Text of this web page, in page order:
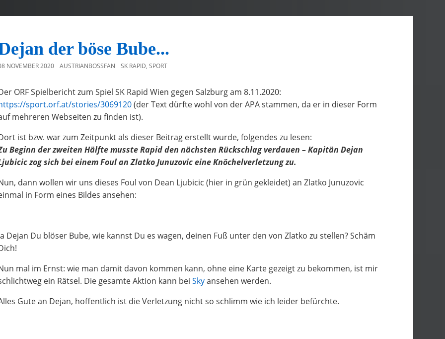
der böse Bube...
NOVEMBER 2020 AUSTRIANBOSSFAN SK RAPID, SPORT
ORF Spielbericht zum Spiel SK Rapid Wien gegen Salzburg am 8.11.2020:
sport.orf.at/stories/3069120(der Text dürfte wohl von der APA stammen, da er in dieser Form
mehreren Webseiten zu finden ist).
ist bzw. war zum Zeitpunkt als dieser Beitrag erstellt wurde, folgendes zu lesen:
Beginn der zweiten Hälfte musste Rapid den nächsten Rückschlag verdauen – Kapitän Dejan
zog sich bei einem Foul an Zlatko Junuzovic eine Knöchelverletzung zu.
dann wollen wir uns dieses Foul von Dean Ljubicic (hier in grün gekleidet) an Zlatko Junuzovic
in Form eines Bildes ansehen:
Dejan Du blöser Bube, wie kannst Du es wagen, deinen Fuß unter den von Zlatko zu stellen? Schäm
mal im Ernst: wie man damit davon kommen kann, ohne eine Karte gezeigt zu bekommen, ist mir
ein Rätsel. Die gesamte Aktion kann bei Skyansehen werden.
Gute an Dejan, hoffentlich ist die Verletzung nicht so schlimm wie ich leider befürchte.